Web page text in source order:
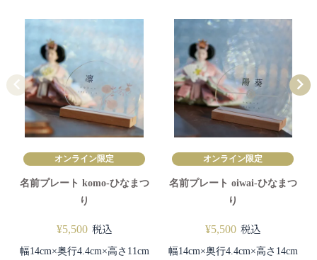
オンライン限定
名前プレート komo-ひなまつ
り
¥5,500 税込
幅14cm×奥行4.4cm×高さ11cm
オンライン限定
名前プレート oiwai-ひなまつ
り
¥5,500 税込
幅14cm×奥行4.4cm×高さ14cm